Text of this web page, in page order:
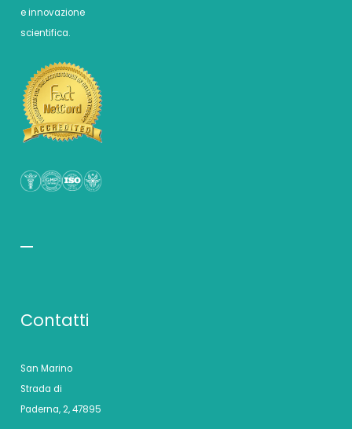
e innovazione
scientifica.
Contatti
San Marino
Strada di
Paderna, 2, 47895